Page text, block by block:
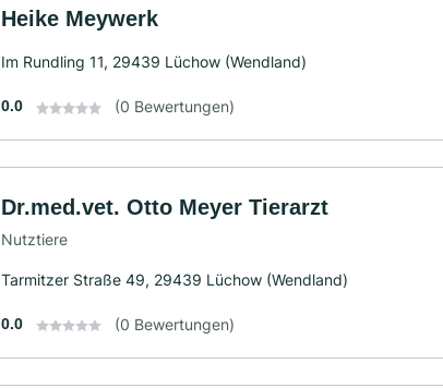
Heike Meywerk
Im Rundling 11, 29439 Lüchow (Wendland)
0.0 (0 Bewertungen)
Dr.med.vet. Otto Meyer Tierarzt
Nutztiere
Tarmitzer Straße 49, 29439 Lüchow (Wendland)
0.0 (0 Bewertungen)